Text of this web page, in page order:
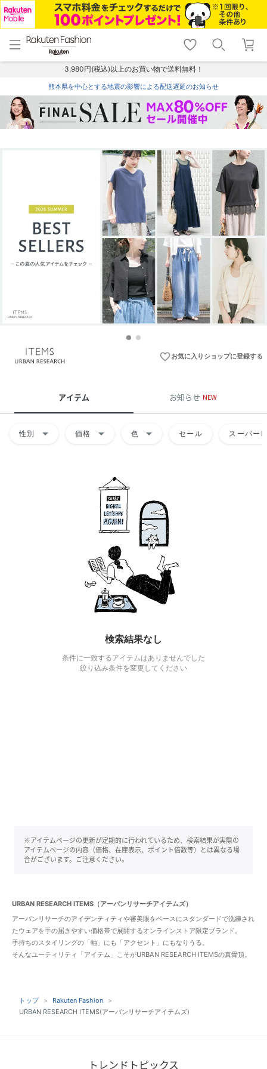
menu home
トップ
shopping_cart lock_outline
ログイン
3,980円(税込)以上のお買い物で送料無料！
熊本県を中心とする地震の影響による配送遅延のお知らせ
favorite_borderお気に入りショップに登録する
アイテム お知らせ NEW
性別 arrow_drop_down 価格 arrow_drop_down 色 arrow_drop_down セール スーパー
検索結果なし
条件に一致するアイテムはありませんでした
絞り込み条件を変更してください
※アイテムページの更新が定期的に行われているため、検索結果が実際の
アイテムページの内容（価格、在庫表示、ポイント倍数等）とは異なる場
合がございます。ご注意ください。
URBAN RESEARCH ITEMS（アーバンリサーチアイテムズ）
アーバンリサーチのアイデンティティや審美眼をベースにスタンダードで洗練され
たウェアを手の届きやすい価格帯で展開するオンラインストア限定ブランド。
手持ちのスタイリングの「軸」にも「アクセント」にもなりうる。
そんなユーティリティ「アイテム」こそがURBAN RESEARCH ITEMSの真骨頂。
トップ
Rakuten Fashion
URBAN RESEARCH ITEMS(アーバンリサーチアイテムズ)
トレンドトピックス